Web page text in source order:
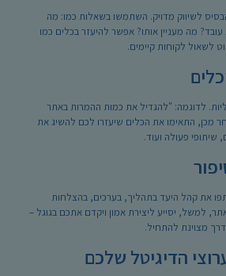
לשיווק מדויק. השתמשו בשאלות כמו: מה
מה מעניין אותו? אפשר להיעזר בכלים כמו
לשאול לקוחות קיימים.
לדוגמה: "להגדיל את כמות ההמרות באתר
לאחר מכן, התאימו את הכלים שיעזרו לכם להשיג את
שיתופי פעולה ועוד.
את קהל היעד בתהליך, בערכים, בהצלחות
למשל, יסייע ליצירת אמון ויקדם אתכם בגוגל –
מצוינת להתחיל.